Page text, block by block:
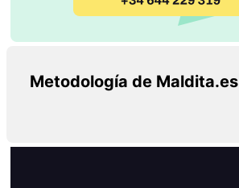
Metodología de Maldita.es